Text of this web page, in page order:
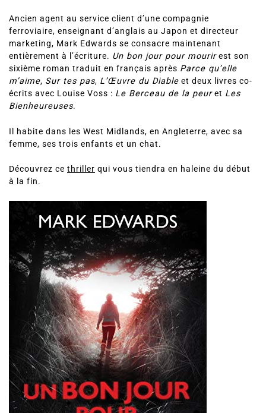
Ancien agent au service client d’une compagnie
ferroviaire, enseignant d’anglais au Japon et directeur
marketing, Mark Edwards se consacre maintenant
entièrement à l’écriture. Un bon jour pour mourirest son
sixième roman traduit en français après Parce qu’elle
m’aime, Sur tes pas, L’Œuvre du Diable et deux livres co-
écrits avec Louise Voss : Le Berceau de la peuret Les
Bienheureuses.
Il habite dans les West Midlands, en Angleterre, avec sa
femme, ses trois enfants et un chat.
Découvrez ce thriller qui vous tiendra en haleine du début
à la fin.